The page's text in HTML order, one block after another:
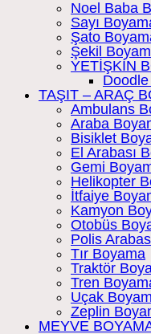
Noel Baba
Sayı
Şato
Şekil
YETİŞKİN
TAŞIT – ARAÇ
Ambulans
Araba
Bisiklet
El Arabası
Gemi
Helikopter
İtfaiye
Kamyon
Otobüs
Polis
Tır Boyama
Traktör
Tren
Uçak
Zeplin
MEYVE